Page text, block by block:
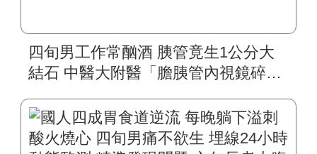
四旬男工作常酗酒 胰管竟生1公分大
結石 中醫大附醫「膽胰管內視鏡碎
副作用 戒酒重拾健康人生